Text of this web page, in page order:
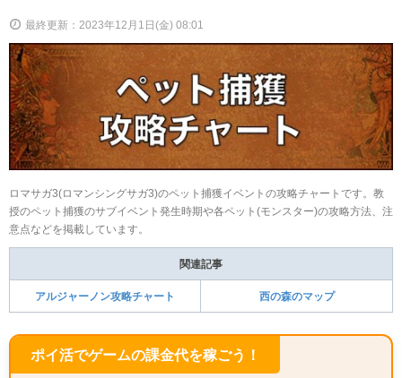
最終更新：2023年12月1日(金) 08:01
ロマサガ3(ロマンシングサガ3)のペット捕獲イベントの攻略チャートです。教
授のペット捕獲のサブイベント発生時期や各ペット(モンスター)の攻略方法、注
意点などを掲載しています。
関連記事
アルジャーノン攻略チャート 西の森のマップ
ポイ活でゲームの課金代を稼ごう！